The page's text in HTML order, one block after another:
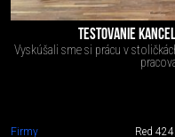
TESTOVANIE
Vyskúšali sme si prácu v
Firmy Red 4